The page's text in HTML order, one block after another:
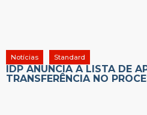
Notícias Standard
IDP ANUNCIA A LISTA DE
TRANSFERÊNCIA NO